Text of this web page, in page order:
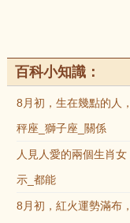
百科小知識：
8月初，生在幾點的人
秤座_獅子座_關係
人見人愛的兩個生肖
示_都能
8月初，紅火運勢滿布